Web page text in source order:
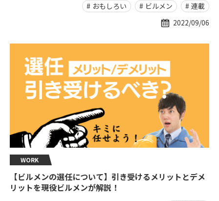
おもしろい ビルメン
連載
2022/09/06
WORK
【ビルメンの選任について】引き受けるメリットとデメ
リットを現役ビルメンが解説！